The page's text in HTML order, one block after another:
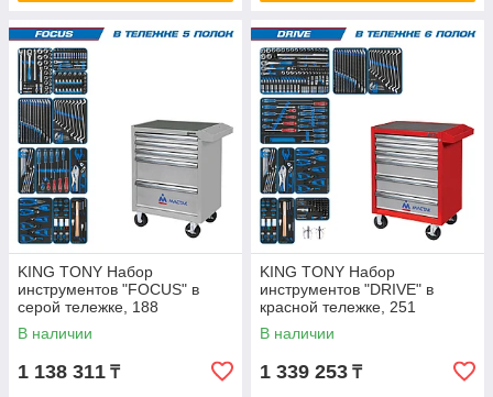
KING TONY Набор
инструментов "FOCUS" в
серой тележке, 188
предметов KING TONY 934-
188AMG
В наличии
1 138 311 ₸
KING TONY Набор
инструментов "DRIVE" в
красной тележке, 251
предмет KING TONY 934-
251AMR
В наличии
1 339 253 ₸